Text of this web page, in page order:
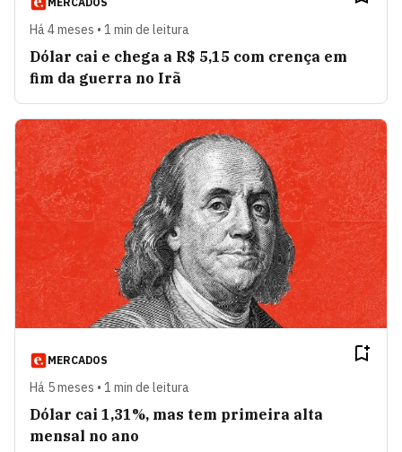
Há 4 meses • 1 min de leitura
Dólar cai e chega a R$ 5,15 com crença em
fim da guerra no Irã
MERCADOS
Há 5 meses • 1 min de leitura
Dólar cai 1,31%, mas tem primeira alta
mensal no ano